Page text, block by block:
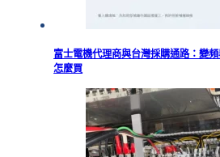
富士電機代理商與台灣採購通路：變
怎麼買